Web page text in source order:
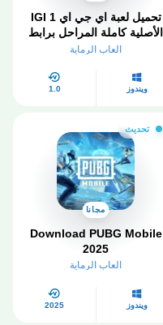
تحميل لعبة اي جي اي IGI 1
الأصلية كاملة المراحل برابط
مباشر
العاب الرماية
ويندوز 1.0
تحديث
مجانا
Download PUBG Mobile
2025
العاب الرماية
ويندوز 2025